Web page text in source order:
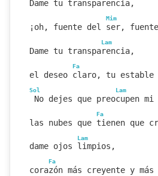
Dame tu transparencia,
Mim
¡oh, fuente del ser,
Lam
Dame tu transparencia,
Fa
el deseo claro, tu estable
Sol Lam
No dejes que preocupen mi
Fa
las nubes que tienen que
Lam
dame ojos limpios,
Fa
corazón más creyente y más